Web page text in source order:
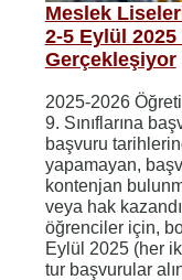
Meslek
2-5 Eylül
Gerçekleşiyor
2025-2026
9. Sınıflarına
başvuru
yapamayan,
kontenjan
veya hak
öğrenciler için,
Eylül 2025 (her
tur başvurular